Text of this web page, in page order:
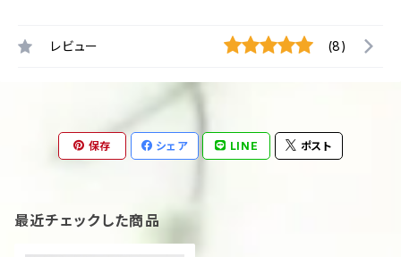
レビュー (8)
保存 シェア LINE ポスト
最近チェックした商品